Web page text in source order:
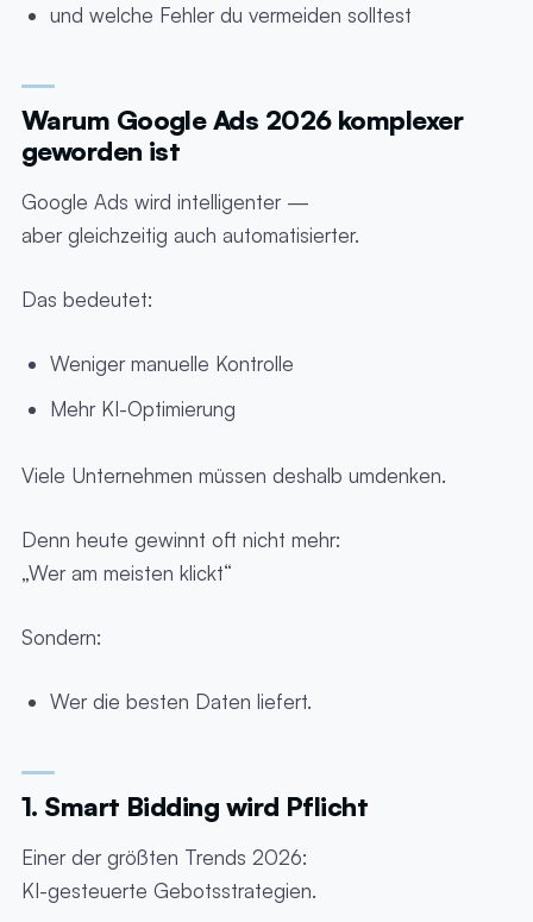
und welche Fehler du vermeiden solltest
Warum Google Ads 2026 komplexer
geworden ist
Google Ads wird intelligenter —
aber gleichzeitig auch automatisierter.
Das bedeutet:
Weniger manuelle Kontrolle
Mehr KI-Optimierung
Viele Unternehmen müssen deshalb umdenken.
Denn heute gewinnt oft nicht mehr:
„Wer am meisten klickt“
Sondern:
Wer die besten Daten liefert.
1. Smart Bidding wird Pflicht
Einer der größten Trends 2026:
KI-gesteuerte Gebotsstrategien.